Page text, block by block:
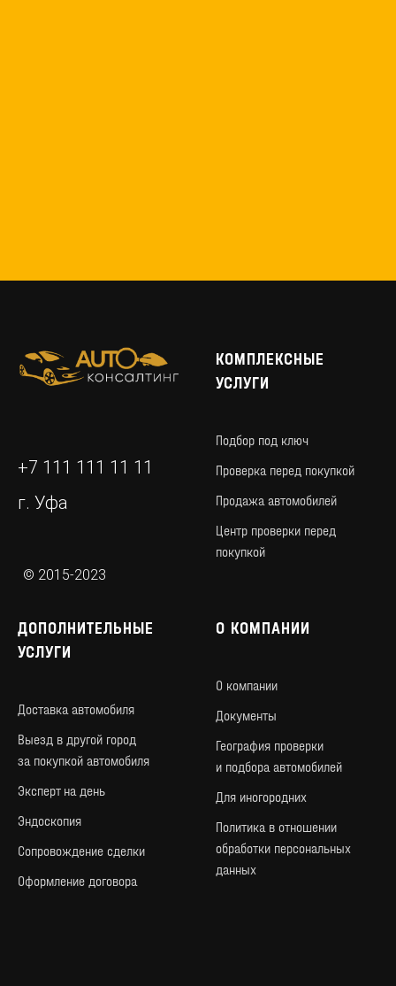
+7 111 111 11 11
г. Уфа
© 2015-2023
КОМПЛЕКСНЫЕ
УСЛУГИ
Подбор под ключ
Проверка перед покупкой
Продажа автомобилей
Центр проверки перед
покупкой
ДОПОЛНИТЕЛЬНЫЕ
УСЛУГИ
Доставка автомобиля
Выезд в другой город
за покупкой автомобиля
Эксперт на день
Эндоскопия
Сопровождение сделки
Оформление договора
О КОМПАНИИ
О компании
Документы
География проверки
и подбора автомобилей
Для иногородних
Политика в отношении
обработки персональных
данных